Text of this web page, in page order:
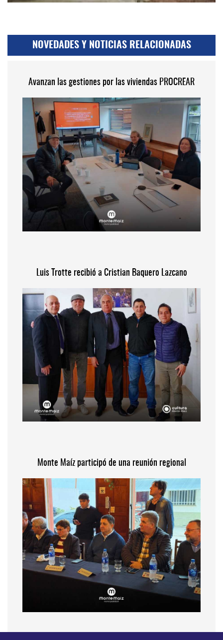
NOVEDADES Y NOTICIAS RELACIONADAS
Avanzan las gestiones por las viviendas PROCREAR
Luis Trotte recibió a Cristian Baquero Lazcano
Monte Maíz participó de una reunión regional